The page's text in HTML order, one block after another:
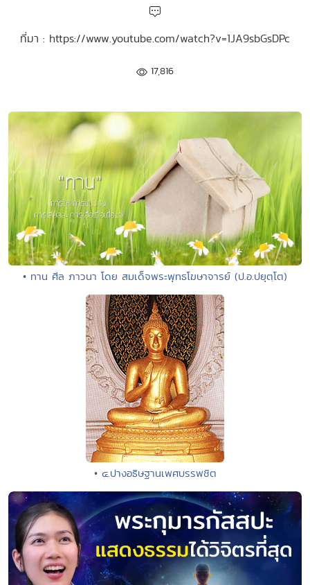
ที่มา : https://www.youtube.com/watch?v=1JA9sbGsDPc
17,816
• ทาน ศีล ภาวนา โดย สมเด็จพระพุทธโฆษาจารย์ (ป.อ.ปยุตฺโต)
• ๔.ปางอธิษฐานเพศบรรพชิต